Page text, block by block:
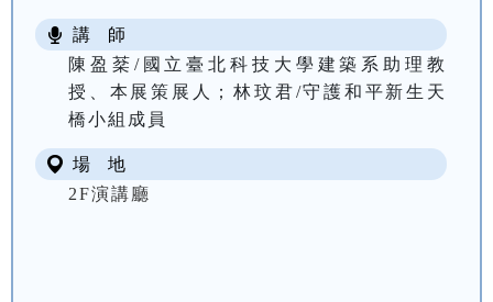
講 師
陳盈棻/國立臺北科技大學建築系助理教
授、本展策展人；林玟君/守護和平新生天
橋小組成員
場 地
2F演講廳